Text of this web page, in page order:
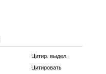
Цитир. выдел.
Цитировать